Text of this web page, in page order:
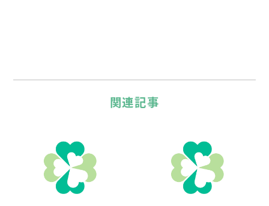
関連記事